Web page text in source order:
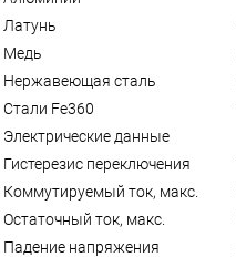
Латунь
Медь
Нержавеющая сталь
Стали Fe360
Электрические данные
Гистерезис переключения
Коммутируемый ток, макс.
Остаточный ток, макс.
Падение напряжения